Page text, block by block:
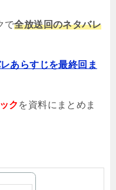
で全放送回のネタバレ
あらすじを最終回ま
ク を資料にまとめま